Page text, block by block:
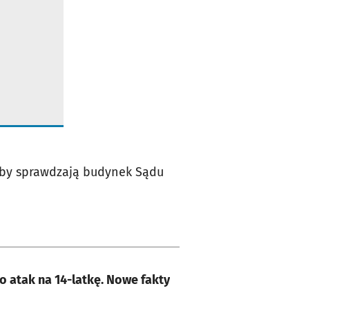
sprawdzają budynek Sądu
P. podejrzanego o atak na 14-latkę. Nowe fakty